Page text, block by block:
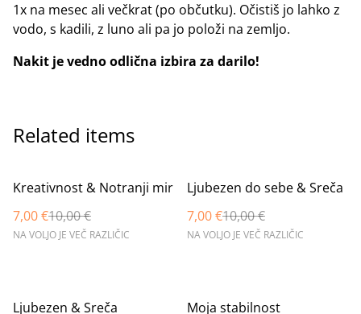
1x na mesec ali večkrat (po občutku). Očistiš jo lahko z
vodo, s kadili, z luno ali pa jo položi na zemljo.
Nakit je vedno odlična izbira za darilo!
Related items
%
Kreativnost & Notranji mir
7,00 €10,00 €
NA VOLJO JE VEČ RAZLIČIC
%
Ljubezen do sebe & Sreča
7,00 €10,00 €
NA VOLJO JE VEČ RAZLIČIC
%
Ljubezen & Sreča
%
Moja stabilnost